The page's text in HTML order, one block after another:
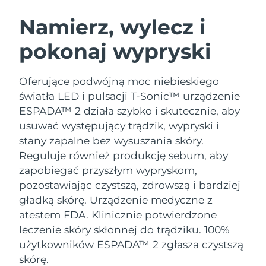
Namierz, wylecz i
pokonaj wypryski
Oferujące podwójną moc niebieskiego
światła LED i pulsacji T-Sonic™ urządzenie
ESPADA™ 2 działa szybko i skutecznie, aby
usuwać występujący trądzik, wypryski i
stany zapalne bez wysuszania skóry.
Reguluje również produkcję sebum, aby
zapobiegać przyszłym wypryskom,
pozostawiając czystszą, zdrowszą i bardziej
gładką skórę. Urządzenie medyczne z
atestem FDA. Klinicznie potwierdzone
leczenie skóry skłonnej do trądziku. 100%
użytkowników ESPADA™ 2 zgłasza czystszą
skórę.
Oczyszczanie twarzy
LUNA™ 4 zestaw
Anti-aging massage
LUNA™ 4 Plus
Massage, LED heating
LUNA™ 4 Men
For men, anti-aging massage
Lifting twarzy
BEAR™ 2 zestaw
Microcurrent toning
BEAR™ 2 go
Microcurrent toning on-the-go
BEAR™ 2 eyes & lips
Microcurrent line smoothing device
Nawilżenie
UFO™ 3 zestaw
Deep facial hydration
UFO™ 3 LED
Near-infrared and red light therapy
Pielęgnacja jamy
ustnej
issa™ 4
Hybrid silicone sonic toothbrush
issa™ 4 plus
Smart hybrid silicone sonic toothbrush
FAQ™ ZABIEG ANTI-AGING
Anti-aging
NEW
Australia
Oczekiwany czas dostawy
Austria
Oczekiwany czas dostawy
Bahrajn
Oczekiwany czas dostawy
Belgia
Oczekiwany czas dostawy
8/8/26
Bermudy
Oczekiwany czas dostawy
Bośnia i
Hercegowina
Oczekiwany czas dostawy
8/11/26